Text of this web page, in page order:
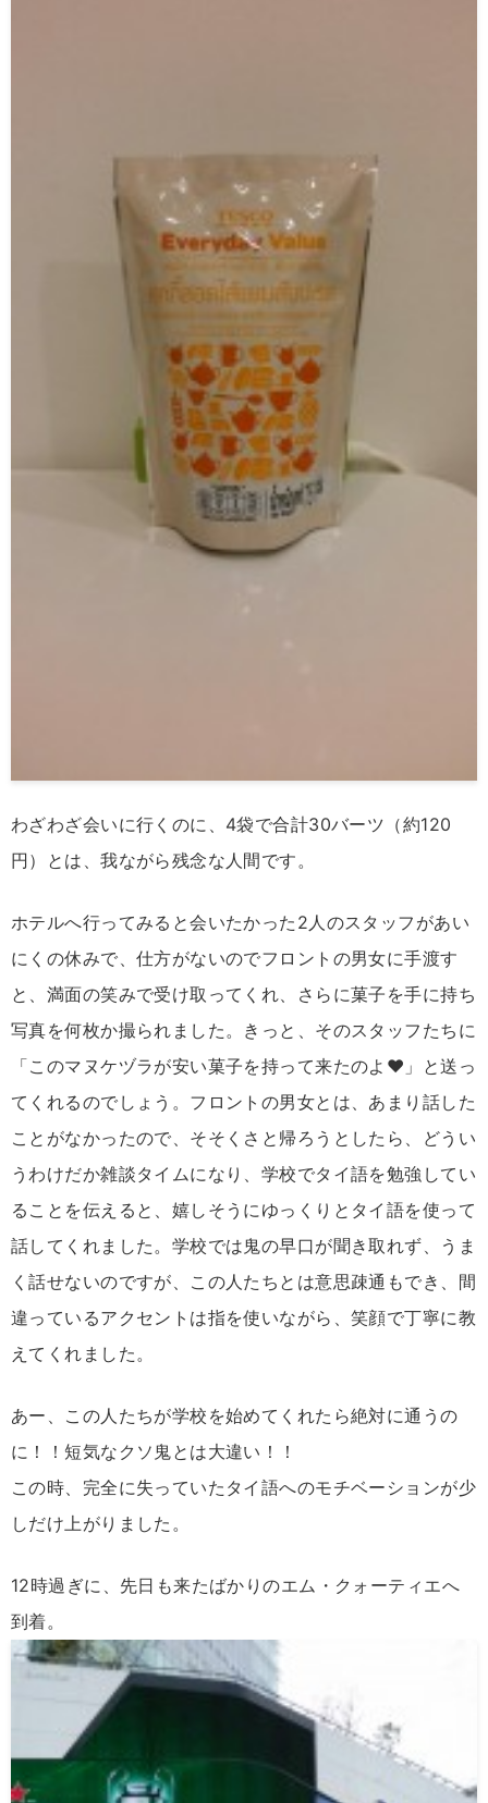
わざわざ会いに行くのに、4袋で合計30バーツ（約120
円）とは、我ながら残念な人間です。
ホテルへ行ってみると会いたかった2人のスタッフがあい
にくの休みで、仕方がないのでフロントの男女に手渡す
と、満面の笑みで受け取ってくれ、さらに菓子を手に持ち
写真を何枚か撮られました。きっと、そのスタッフたちに
「このマヌケヅラが安い菓子を持って来たのよ♥」と送っ
てくれるのでしょう。フロントの男女とは、あまり話した
ことがなかったので、そそくさと帰ろうとしたら、どうい
うわけだか雑談タイムになり、学校でタイ語を勉強してい
ることを伝えると、嬉しそうにゆっくりとタイ語を使って
話してくれました。学校では鬼の早口が聞き取れず、うま
く話せないのですが、この人たちとは意思疎通もでき、間
違っているアクセントは指を使いながら、笑顔で丁寧に教
えてくれました。
あー、この人たちが学校を始めてくれたら絶対に通うの
に！！短気なクソ鬼とは大違い！！
この時、完全に失っていたタイ語へのモチベーションが少
しだけ上がりました。
12時過ぎに、先日も来たばかりのエム・クォーティエへ
到着。